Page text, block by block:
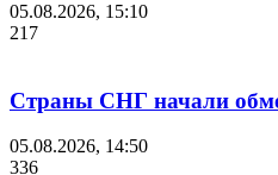
05.08.2026, 15:10
217
Страны СНГ начали
05.08.2026, 14:50
336